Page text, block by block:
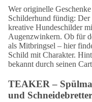
Wer originelle
Schilderhund fündig: Der
kreative Hundeschilder
Augenzwinkern. Ob für
als Mitbringsel – hier
Schild mit Charakter.
bekannt durch seinen
TEAKER –
und